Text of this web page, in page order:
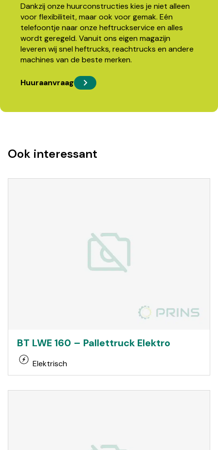
Dankzij onze huurconstructies kies je niet alleen
voor flexibiliteit, maar ook voor gemak. Eén
telefoontje naar onze heftruckservice en alles
wordt geregeld. Vanuit ons eigen magazijn
leveren wij snel heftrucks, reachtrucks en andere
machines van de beste merken.
Huuraanvraag
Ook interessant
BT LWE 160 – Pallettruck Elektro
Elektrisch